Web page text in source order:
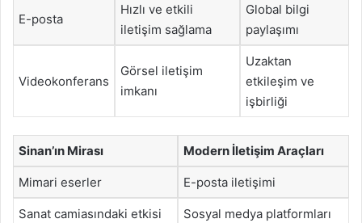
E-posta
Hızlı ve etkili
iletişim sağlama
Global bilgi
paylaşımı
Videokonferans
Görsel iletişim
imkanı
Uzaktan
etkileşim ve
işbirliği
Sinan’ın Mirası Modern İletişim Araçları
Mimari eserler E-posta iletişimi
Sanat camiasındaki etkisi Sosyal medya platformları